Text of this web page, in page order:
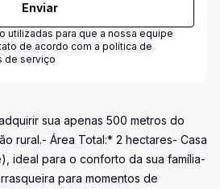
Enviar
utilizadas para que a nossa equipe
de acordo com a política de
de serviço
sua apenas 500 metros do
rural.- Área Total:* 2 hectares- Casa
ideal para o conforto da sua família-
para momentos de